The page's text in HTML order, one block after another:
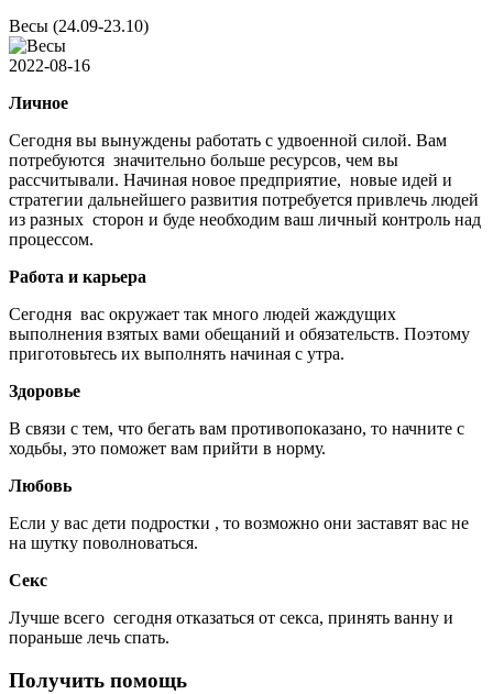
Весы (24.09-23.10)
2022-08-16
Личное
Сегодня вы вынуждены работать с удвоенной силой. Вам
потребуются значительно больше ресурсов, чем вы
рассчитывали. Начиная новое предприятие, новые идей и
стратегии дальнейшего развития потребуется привлечь людей
из разных сторон и буде необходим ваш личный контроль над
процессом.
Работа и карьера
Сегодня вас окружает так много людей жаждущих
выполнения взятых вами обещаний и обязательств. Поэтому
приготовьтесь их выполнять начиная с утра.
Здоровье
В связи с тем, что бегать вам противопоказано, то начните с
ходьбы, это поможет вам прийти в норму.
Любовь
Если у вас дети подростки , то возможно они заставят вас не
на шутку поволноваться.
Секс
Лучше всего сегодня отказаться от секса, принять ванну и
пораньше лечь спать.
Получить помощь